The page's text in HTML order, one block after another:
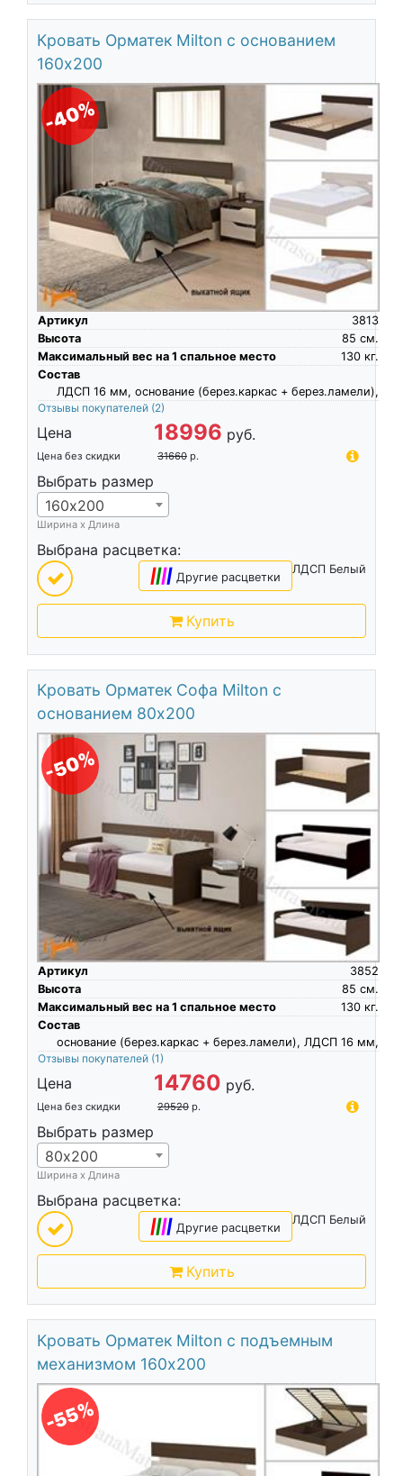
Кровать Орматек Milton с основанием
160х200
-40%
Артикул
3813
Высота
см.
85
Максимальный вес на 1 спальное место
кг.
130
Состав
ЛДСП 16 мм, основание (берез.каркас + берез.ламели),
Отзывы покупателей (2)
Цена 18996 руб.
Цена без скидки 31660 р.
Выбрать размер
160х200
Ширина х Длина
Выбрана расцветка:
ЛДСП Белый
|||| Другие расцветки
Купить
Кровать Орматек Софа Milton с
основанием 80х200
-50%
Артикул
3852
Высота
см.
85
Максимальный вес на 1 спальное место
кг.
130
Состав
основание (берез.каркас + берез.ламели), ЛДСП 16 мм,
Отзывы покупателей (1)
Цена 14760 руб.
Цена без скидки 29520 р.
Выбрать размер
80х200
Ширина х Длина
Выбрана расцветка:
ЛДСП Белый
|||| Другие расцветки
Купить
Кровать Орматек Milton с подъемным
механизмом 160х200
-55%